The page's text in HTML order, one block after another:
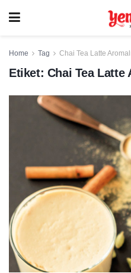
Home Tag Chai Tea Latte
Etiket: Chai Tea Latte